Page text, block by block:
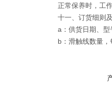
正常保养时，工
十一、订货细则
a：供货日期、型
b：滑触线数量